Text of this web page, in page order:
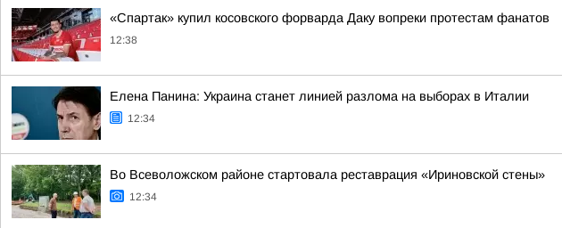
«Спартак» купил косовского форварда Даку вопреки протестам фанатов
12:38
Елена Панина: Украина станет линией разлома на выборах в Италии
12:34
Во Всеволожском районе стартовала реставрация «Ириновской стены»
12:34